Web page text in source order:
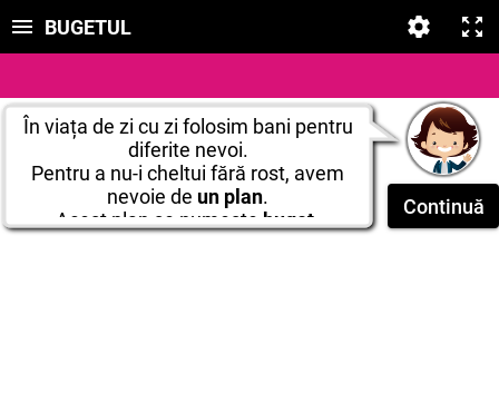
Continuă
În viața de zi cu zi folosim bani pentru
diferite nevoi.
Pentru a nu-i cheltui fără rost, avem
nevoie de un plan.
Acest plan se numeștebuget.
BUGETUL